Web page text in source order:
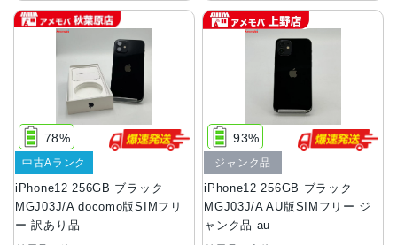
iPhone12 256GB ブラック
MGJ03J/A docomo版SIMフリ
ー 訳あり品
78%
中古Aランク
iPhone12 256GB ブラック
MGJ03J/A AU版SIMフリー ジ
ャンク品 au
93%
ジャンク品